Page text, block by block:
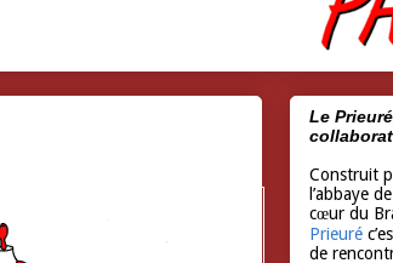
Le
Construit
l’abbaye
cœur du
Prieuré
de